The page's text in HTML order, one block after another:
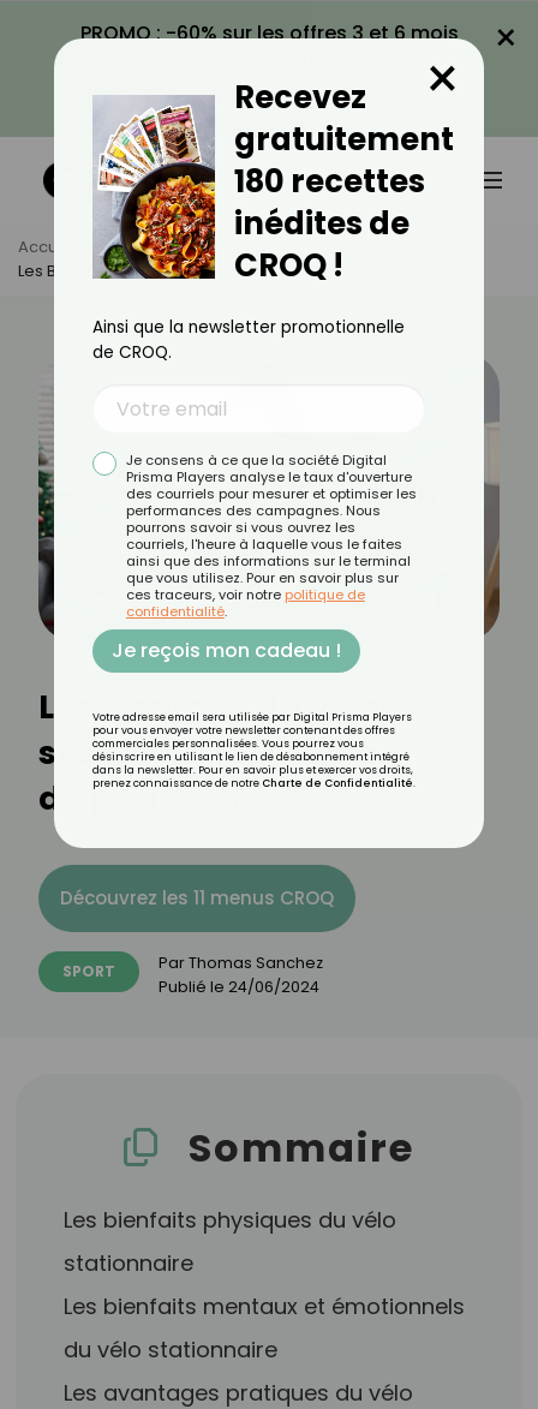
PROMO : -60% sur les offres 3 et 6 mois
VOIR LA PROMO
×
Accueil Actus
Sport
Les Bienfaits Du Vélo Stationnaire Ou Vélo D'appartement
Les bienfaits du vélo
stationnaire ou vélo
d'appartement
Découvrez les 11 menus CROQ
SPORT ParThomas Sanchez
Publié le 24/06/2024
Sommaire
Les bienfaits physiques du vélo
stationnaire
Les bienfaits mentaux et émotionnels
du vélo stationnaire
Les avantages pratiques du vélo
Recevez
gratuitement
180 recettes
inédites de
CROQ !
×
Ainsi que la newsletter promotionnelle
de CROQ.
Je consens à ce que la société Digital
Prisma Players analyse le taux d'ouverture
des courriels pour mesurer et optimiser les
performances des campagnes. Nous
pourrons savoir si vous ouvrez les
courriels, l'heure à laquelle vous le faites
ainsi que des informations sur le terminal
que vous utilisez. Pour en savoir plus sur
ces traceurs, voir notre politique de
confidentialité.
Je reçois mon cadeau !
Votre adresse email sera utilisée par Digital Prisma Players
pour vous envoyer votre newsletter contenant des offres
commerciales personnalisées. Vous pourrez vous
désinscrire en utilisant le lien de désabonnement intégré
dans la newsletter. Pour en savoir plus et exercer vos droits,
prenez connaissance de notre Charte de Confidentialité.